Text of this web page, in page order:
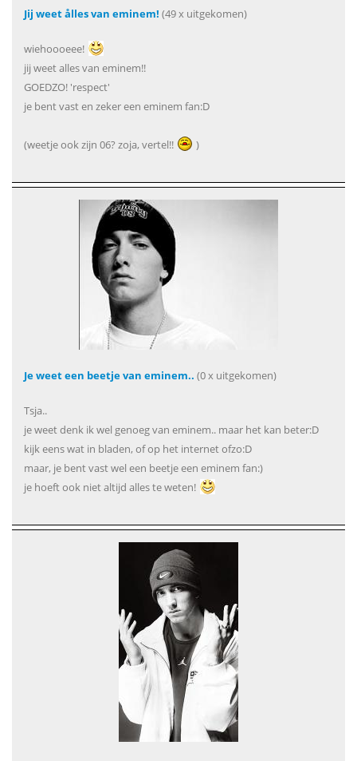
Jij weet ålles van eminem! (49 x uitgekomen)
wiehoooeee!
jij weet alles van eminem!!
GOEDZO! 'respect'
je bent vast en zeker een eminem fan:D
(weetje ook zijn 06? zoja, vertel!! )
Je weet een beetje van eminem.. (0 x uitgekomen)
Tsja..
je weet denk ik wel genoeg van eminem.. maar het kan beter:D
kijk eens wat in bladen, of op het internet ofzo:D
maar, je bent vast wel een beetje een eminem fan:)
je hoeft ook niet altijd alles te weten!